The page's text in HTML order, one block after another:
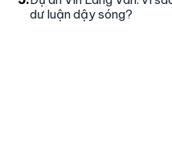
dư luận dậy sóng?